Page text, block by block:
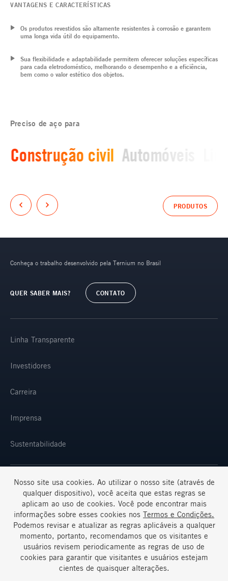
VANTAGENS E CARACTERÍSTICAS
Os produtos revestidos são altamente resistentes à corrosão e garantem
uma longa vida útil do equipamento.
Sua flexibilidade e adaptabilidade permitem oferecer soluções específicas
para cada eletrodoméstico, melhorando o desempenho e a eficiência,
bem como o valor estético dos objetos.
Preciso de aço para
Construção civil Automóveis
PRODUTOS
Conheça o trabalho desenvolvido pela Ternium no Brasil
QUER SABER MAIS? CONTATO
Linha Transparente
Investidores
Carreira
Imprensa
Sustentabilidade
SELECIONE SUA REGIÃO E IDIOMA
Termos e Condições Perguntas Frequentes
Nosso site usa cookies. Ao utilizar o nosso site (através de
qualquer dispositivo), você aceita que estas regras se
aplicam ao uso de cookies. Você pode encontrar mais
informações sobre esses cookies nos Termos e Condições.
Podemos revisar e atualizar as regras aplicáveis a qualquer
momento, portanto, recomendamos que os visitantes e
usuários revisem periodicamente as regras de uso de
cookies para garantir que visitantes e usuários estejam
cientes de quaisquer alterações.